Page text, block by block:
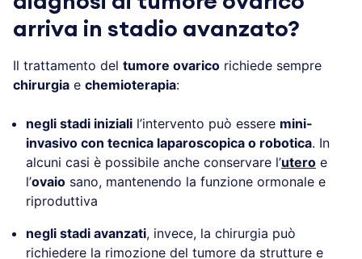
arriva in stadio avanzato?
Il trattamento del tumore ovarico richiede sempre
chirurgia e chemioterapia:
negli stadi iniziali l’intervento può essere mini-
invasivo con tecnica laparoscopica o robotica. In
alcuni casi è possibile anche conservare l’utero e
l’ovaio sano, mantenendo la funzione ormonale e
riproduttiva
negli stadi avanzati, invece, la chirurgia può
richiedere la rimozione del tumore da strutture e